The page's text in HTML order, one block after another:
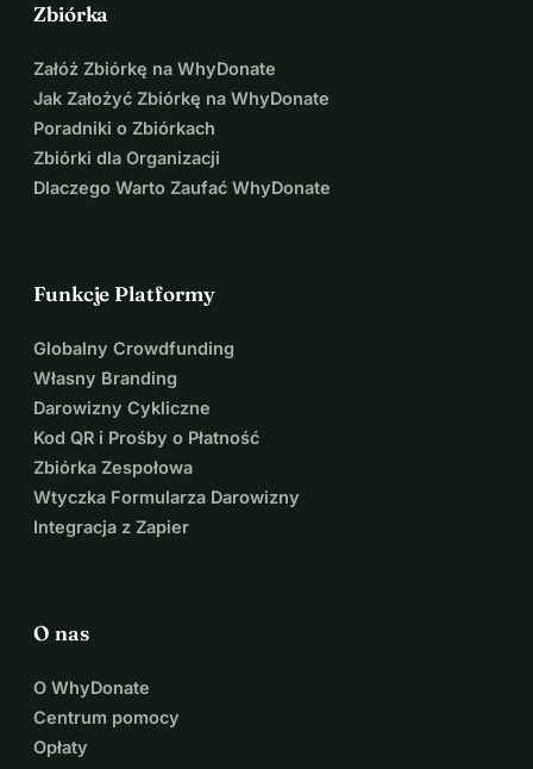
Zbiórka
Załóż Zbiórkę na WhyDonate
Jak Założyć Zbiórkę na WhyDonate
Poradniki o Zbiórkach
Zbiórki dla Organizacji
Dlaczego Warto Zaufać WhyDonate
Funkcje Platformy
Globalny Crowdfunding
Własny Branding
Darowizny Cykliczne
Kod QR i Prośby o Płatność
Zbiórka Zespołowa
Wtyczka Formularza Darowizny
Integracja z Zapier
O nas
O WhyDonate
Centrum pomocy
Opłaty